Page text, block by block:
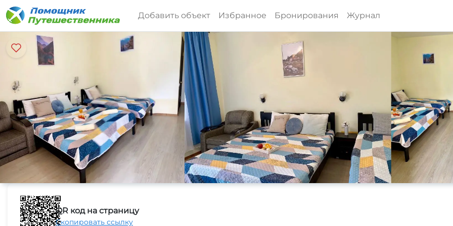
Добавить объект Избранное Бронирования Журнал
QR код на страницу
Скопировать ссылку